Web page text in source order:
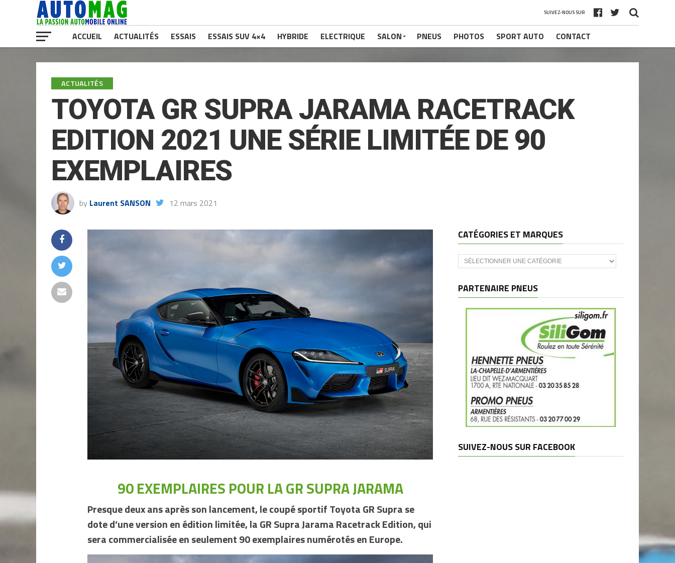
SUIVEZ-NOUS SUR
ACCUEIL ACTUALITÉS ESSAIS ESSAIS SUV 4×4 HYBRIDE ELECTRIQUE SALON PNEUS PHOTOS SPORT AUTO CONTACT
ACTUALITÉS
TOYOTA GR SUPRA JARAMA RACETRACK
EDITION 2021 UNE SÉRIE LIMITÉE DE 90
EXEMPLAIRES
by Laurent SANSON 12 mars 2021
90 EXEMPLAIRES POUR LA GR SUPRA JARAMA
Presque deux ans après son lancement, le coupé sportif Toyota GR Supra se
dote d’une version en édition limitée, la GR Supra Jarama Racetrack Edition, qui
sera commercialisée en seulement 90 exemplaires numérotés en Europe.
CATÉGORIES ET MARQUES
Catégories
et
PARTENAIRE PNEUS
SUIVEZ-NOUS SUR FACEBOOK